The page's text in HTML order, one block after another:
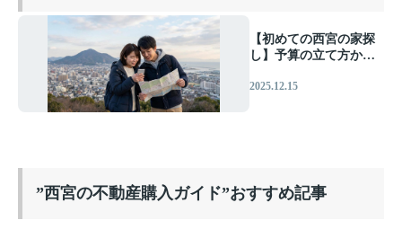
【初めての西宮の家探
し】予算の立て方から
ないための5つのステッ
2025.12.15
”西宮の不動産購入ガイド”おすすめ記事